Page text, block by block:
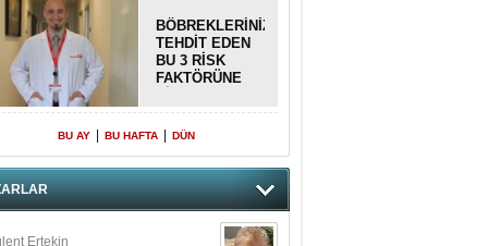
BÖBREKLERİNİZİ
TEHDİT EDEN
BU 3 RİSK
FAKTÖRÜNE
BU AY BU HAFTA DÜN
Ertekin